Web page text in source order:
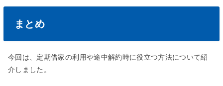
まとめ
今回は、定期借家の利用や途中解約時に役立つ方法について紹
介しました。